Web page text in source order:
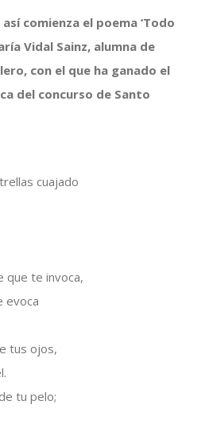
comienza el poema ‘Todo
Vidal Sainz, alumna de
con el que ha ganado el
del concurso de Santo
cuajado
que te invoca,
evoca
tus ojos,
tu pelo;